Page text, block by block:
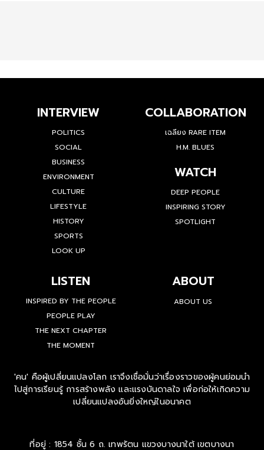
INTERVIEW
POLITICS
SOCIAL
BUSINESS
ENVIRONMENT
CULTURE
LIFESTYLE
HISTORY
SPORTS
LOOK UP
COLLABORATION
เฉลียง RARE ITEM
H.M. BLUES
WATCH
DEEP PEOPLE
INSPIRING STORY
SPOTLIGHT
LISTEN
INSPIRED BY THE PEOPLE
PEOPLE PLAY
THE NEXT CHAPTER
THE MOMENT
ABOUT
ABOUT US
'คน' คือผู้เปลี่ยนแปลงโลก เราจึงเชื่อมั่นว่าเรื่องราวของผู้คนย่อมนำ
ไปสู่การเรียนรู้ การสร้างพลัง และแรงบันดาลใจ เพื่อก่อให้เกิดความ
เปลี่ยนแปลงอันยิ่งใหญ่ในอนาคต
ที่อยู่ : 1854 ชั้น 6 ถ. เทพรัตน แขวงบางนาใต้ เขตบางนา